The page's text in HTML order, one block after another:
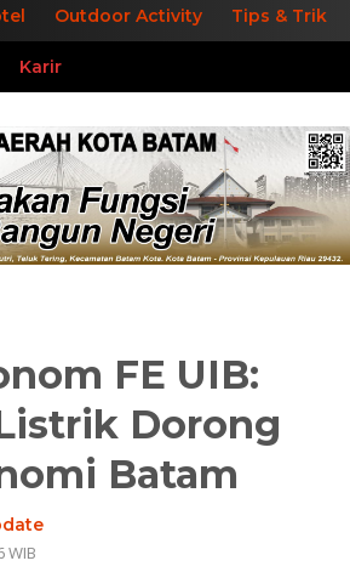
Outdoor Activity Tips & Trik
Karir
FE UIB:
Dorong
Batam
WIB